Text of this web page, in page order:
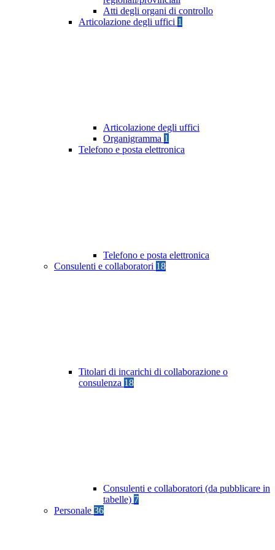
Atti degli organi di controllo
Articolazione degli uffici 1
Articolazione degli uffici
Organigramma 1
Telefono e posta elettronica
Telefono e posta elettronica
Consulenti e collaboratori 18
Titolari di incarichi di collaborazione o
consulenza 18
Consulenti e collaboratori (da pubblicare in
tabelle) 7
Personale 36